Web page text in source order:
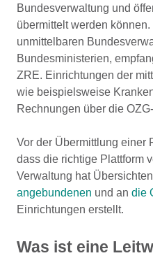
Bundesverwaltung und
übermittelt werden
unmittelbaren
Bundesministerien,
ZRE. Einrichtungen der
wie beispielsweise
Rechnungen über die
Vor der Übermittlung einer
dass die richtige Plattform
Verwaltung hat
angebundenen und an die
Einrichtungen erstellt.
Was ist eine